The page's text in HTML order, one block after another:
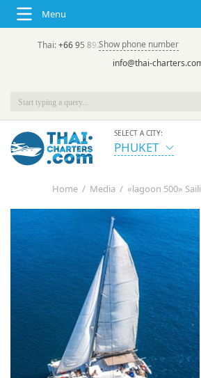
Menu
Thai:+66 95 892 7646(rus/eng) | в
Show phone number
info@thai-
SELECT A CITY:
PHUKET
Home / Media / «lagoon 500»